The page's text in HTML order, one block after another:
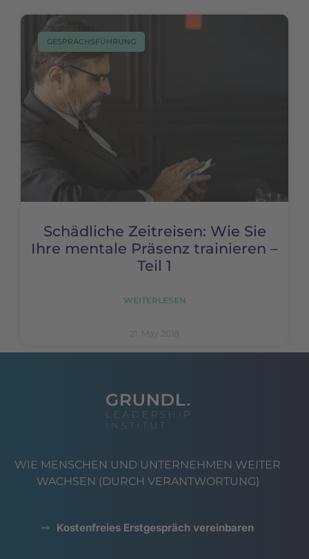
GESPRÄCHSFÜHRUNG
Schädliche Zeitreisen: Wie Sie
Ihre mentale Präsenz trainieren –
Teil 1
WEITERLESEN
21. May 2018
WIE MENSCHEN UND UNTERNEHMEN WEITER
WACHSEN (DURCH VERANTWORTUNG)
Kostenfreies Erstgespräch vereinbaren